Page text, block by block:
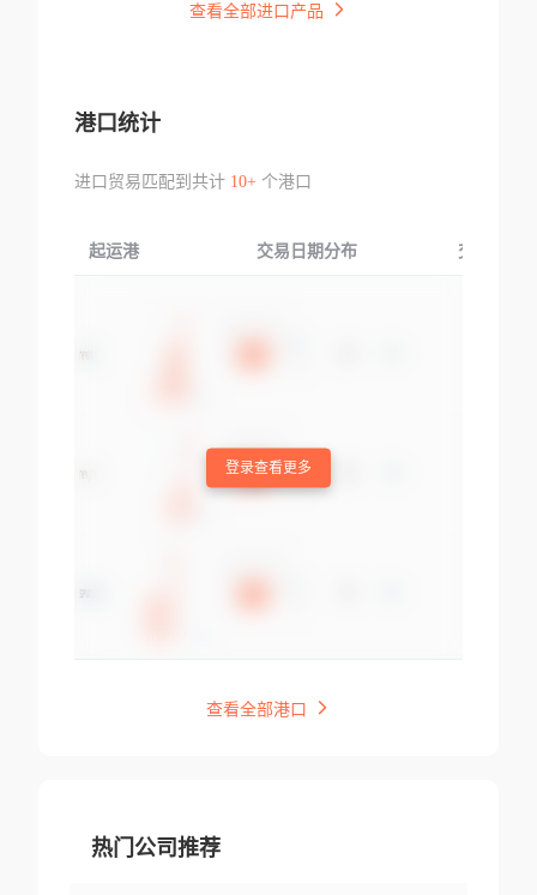
查看全部进口产品
港口统计
进口贸易匹配到共计 10+个港口
起运港 交易日期分布 交易产品
登录查看更多
查看全部港口
热门公司推荐